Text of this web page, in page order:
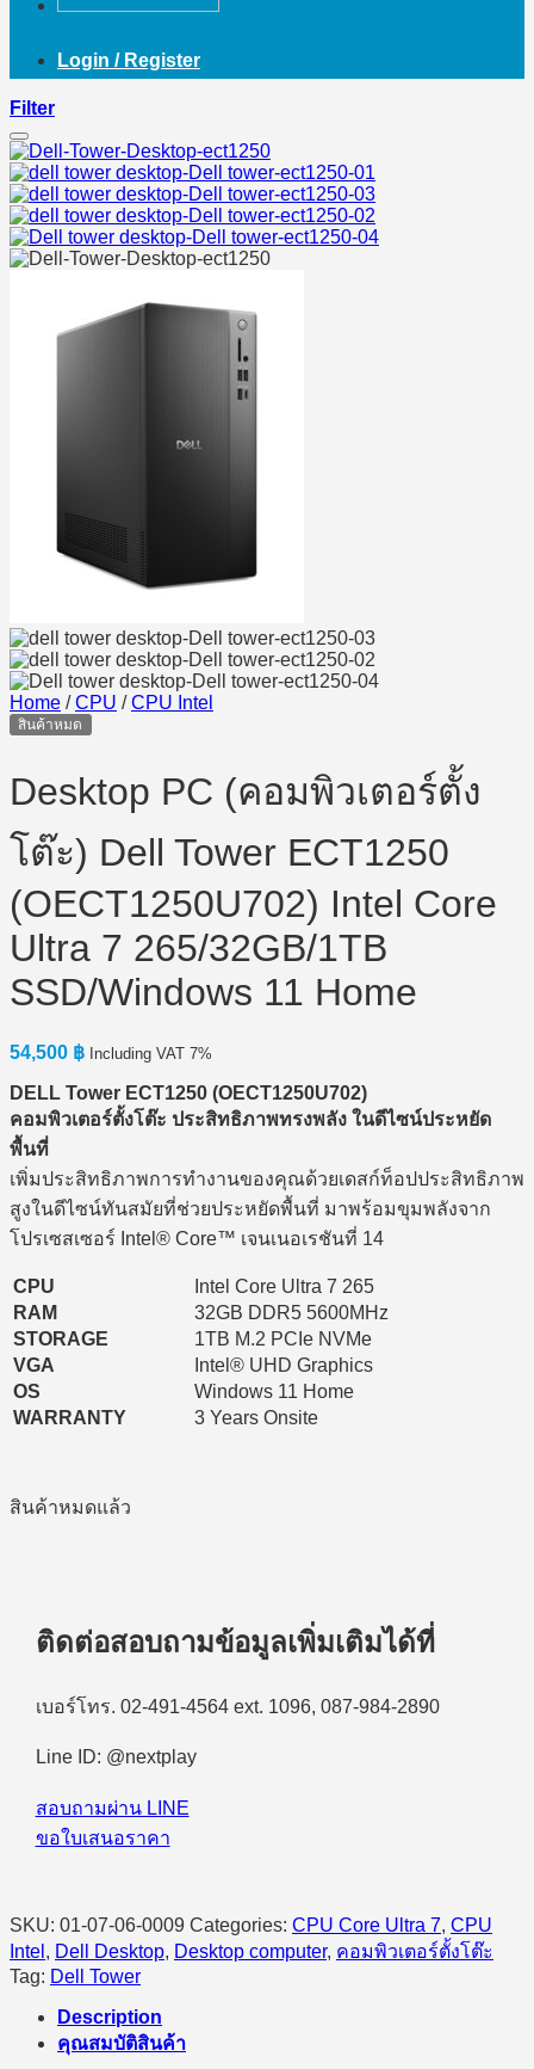
Login / Register
Filter
Home / CPU / CPU Intel
สินค้าหมด
Desktop PC (คอมพิวเตอร์ตั้ง
โต๊ะ) Dell Tower ECT1250
(OECT1250U702) Intel Core
Ultra 7 265/32GB/1TB
SSD/Windows 11 Home
54,500 ฿ Including VAT 7%
DELL Tower ECT1250 (OECT1250U702)
คอมพิวเตอร์ตั้งโต๊ะ ประสิทธิภาพทรงพลัง ในดีไซน์ประหยัด
พื้นที่
เพิ่มประสิทธิภาพการทำงานของคุณด้วยเดสก์ท็อปประสิทธิภาพ
สูงในดีไซน์ทันสมัยที่ช่วยประหยัดพื้นที่ มาพร้อมขุมพลังจาก
โปรเซสเซอร์ Intel® Core™ เจนเนอเรชันที่ 14
CPU
Intel Core Ultra 7 265
RAM
32GB DDR5 5600MHz
STORAGE
1TB M.2 PCIe NVMe
VGA
Intel® UHD Graphics
OS
Windows 11 Home
WARRANTY
3 Years Onsite
สินค้าหมดแล้ว
ติดต่อสอบถามข้อมูลเพิ่มเติมได้ที่
เบอร์โทร. 02-491-4564 ext. 1096, 087-984-2890
Line ID: @nextplay
สอบถามผ่าน LINE
ขอใบเสนอราคา
SKU: 01-07-06-0009 Categories: CPU Core Ultra 7, CPU
Intel , Dell Desktop, Desktop computer, คอมพิวเตอร์ตั้งโต๊ะ
Tag: Dell Tower
Description
คุณสมบัติสินค้า